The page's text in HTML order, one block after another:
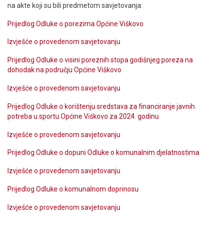
na akte koji su bili predmetom savjetovanja:
Prijedlog Odluke o porezima Općine Viškovo
Izvješće o provedenom savjetovanju
Prijedlog Odluke o visini poreznih stopa godišnjeg poreza na
dohodak na području Općine Viškovo
Izvješće o provedenom savjetovanju
Prijedlog Odluke o korištenju sredstava za financiranje javnih
potreba u sportu Općine Viškovo za 2024. godinu
Izvješće o provedenom savjetovanju
Prijedlog Odluke o dopuni Odluke o komunalnim djelatnostima
Izvješće o provedenom savjetovanju
Prijedlog Odluke o komunalnom doprinosu
Izvješće o provedenom savjetovanju